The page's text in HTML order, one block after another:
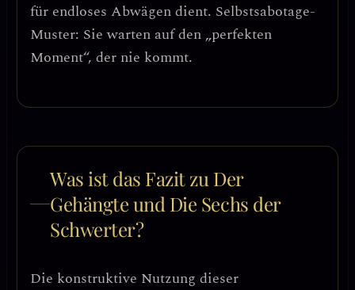
für endloses Abwägen dient. Selbstsabotage-
Muster: Sie warten auf den „perfekten
Moment“, der nie kommt.
Was ist das Fazit zu Der
Gehängte und Die Sechs der
Schwerter?
Die konstruktive Nutzung dieser